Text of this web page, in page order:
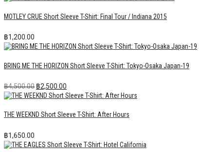
MOTLEY CRUE Short Sleeve T-Shirt: Final Tour / Indiana 2015
฿1,200.00
BRING ME THE HORIZON Short Sleeve T-Shirt: Tokyo-Osaka Japan-19
฿4,500.00 Original
price
was:
฿2,500.00
price
is:
THE WEEKND Short Sleeve T-Shirt: After Hours
฿1,650.00